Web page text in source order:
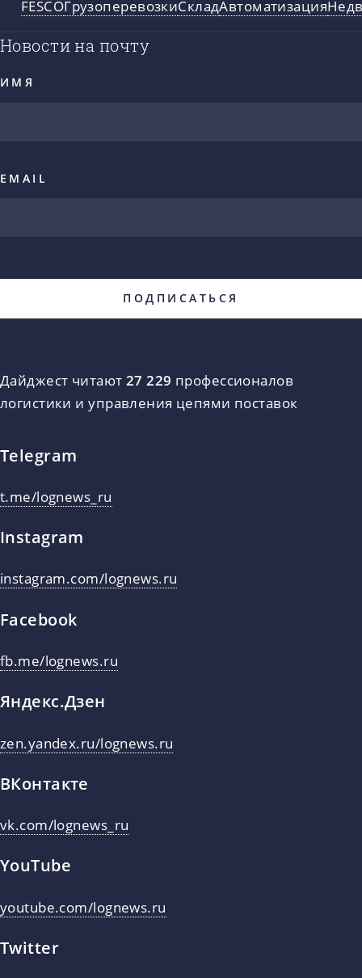
FESCOГрузоперевозкиСкладАвтоматизация
Новости на почту
ИМЯ
EMAIL
Дайджест читают 27 229 профессионалов
логистики и управления цепями поставок
Telegram
t.me/lognews_ru
Instagram
instagram.com/lognews.ru
Facebook
fb.me/lognews.ru
Яндекс.Дзен
zen.yandex.ru/lognews.ru
ВКонтакте
vk.com/lognews_ru
YouTube
youtube.com/lognews.ru
Twitter